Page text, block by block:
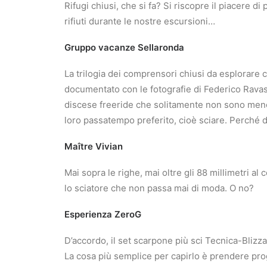
Rifugi chiusi, che si fa? Si riscopre il piacere di
rifiuti durante le nostre escursioni…
Gruppo vacanze Sellaronda
La trilogia dei comprensori chiusi da esplorare
documentato con le fotografie di Federico
discese freeride che solitamente non sono
loro passatempo preferito, cioè sciare. Perché
Maître Vivian
Mai sopra le righe, mai oltre gli 88 millimetri al
lo sciatore che non passa mai di moda. O no?
Esperienza ZeroG
D’accordo, il set scarpone più sci Tecnica-
La cosa più semplice per capirlo è prendere